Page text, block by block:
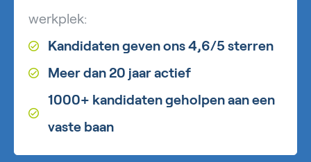
werkplek:
Kandidaten geven ons 4,6/5 sterren
Meer dan 20 jaar actief
1000+ kandidaten geholpen aan een
vaste baan